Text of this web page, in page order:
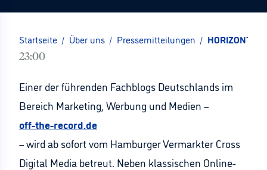
Startseite / Über uns / Pressemitteilungen / HORIZONT-
23:00
Einer der führenden Fachblogs Deutschlands im
Bereich Marketing, Werbung und Medien –
off-the-record.de
– wird ab sofort vom Hamburger Vermarkter Cross
Digital Media betreut. Neben klassischen Online-